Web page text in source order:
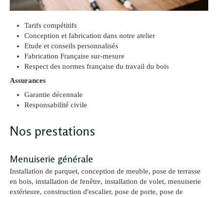
Tarifs compétitifs
Conception et fabrication dans notre atelier
Etude et conseils personnalisés
Fabrication Française sur-mesure
Respect des normes française du travail du bois
Assurances
Garantie décennale
Responsabilité civile
Nos prestations
Menuiserie générale
Installation de parquet, conception de meuble, pose de terrasse
en bois, installation de fenêtre, installation de volet, menuiserie
extérieure, construction d'escalier, pose de porte, pose de